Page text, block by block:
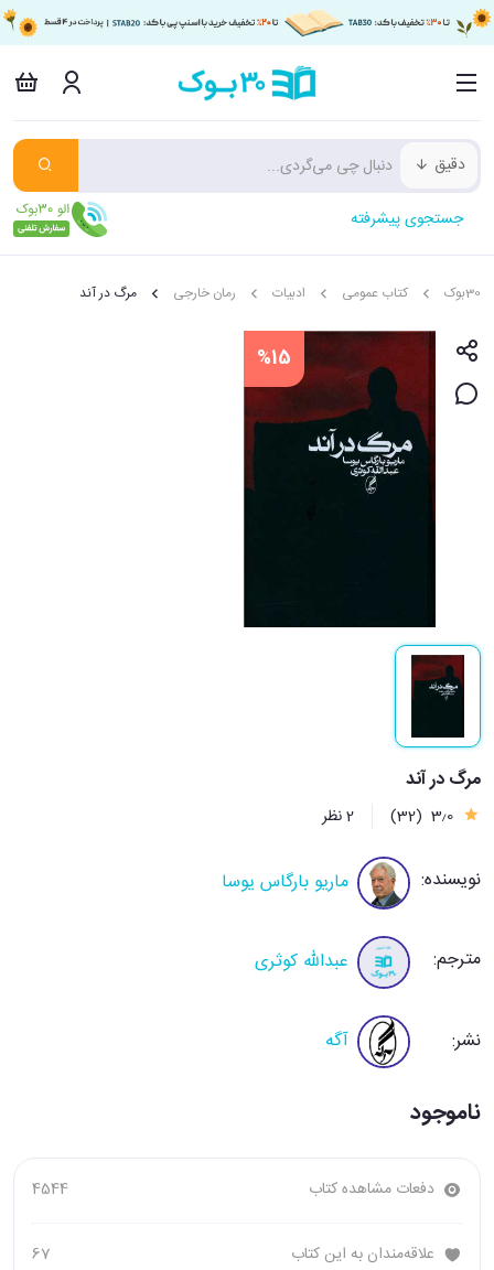
دقیق
جستجوی پیشرفته
30بوک کتاب عمومی ادبیات رمان خارجی مرگ در آند
%15
مرگ در آند
3٫0 (32) 2 نظر
نویسنده: ماریو بارگاس یوسا
مترجم: عبدالله کوثری
نشر: آگه
ناموجود
دفعات مشاهده کتاب 4544
علاقه‌مندان به این کتاب 67